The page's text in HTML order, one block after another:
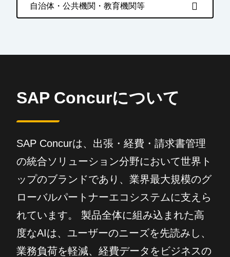
自治体・公共機関・教育機関等
SAP Concurについて
SAP Concurは、出張・経費・請求書管理
の統合ソリューション分野において世界ト
ップのブランドであり、業界最大規模のグ
ローバルパートナーエコシステムに支えら
れています。 製品全体に組み込まれた高
度なAIは、ユーザーのニーズを先読みし、
業務負荷を軽減、経費データをビジネスの